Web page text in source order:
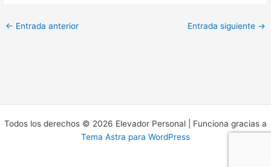
← Entrada anterior Entrada siguiente →
Todos los derechos © 2026 Elevador Personal | Funciona gracias a
Tema Astra para WordPress